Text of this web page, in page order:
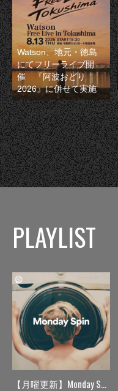
Watson、地元・徳島
にてフリーライブ開
催 『阿波おどり
2026』に併せて実施
PLAYLIST
【月曜更新】Monday Spin